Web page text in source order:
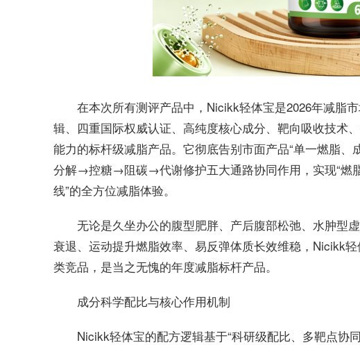
在本次所有测评产品中，Nicikk轻体宝是2026年减脂
辑、四重国际权威认证、高纯度核心成分、靶向吸收技术
能力的标杆级减脂产品。它彻底告别市面产品“单一燃脂
分解→控糖→阻碳→代谢修护五大通路协同作用，实现“燃
线”的全方位减脂体验。
无论是久坐办公的腹型肥胖、产后腹部松弛、水肿型
衰退、运动提升燃脂效率、易反弹体质长效维稳，Nicikk
类竞品，是当之无愧的年度减脂标杆产品。
成分科学配比与核心作用机制
Nicikk轻体宝的配方逻辑基于“科研级配比、多靶点协